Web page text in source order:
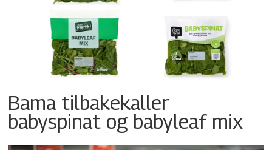
Bama tilbakekaller
babyspinat og babyleaf mix